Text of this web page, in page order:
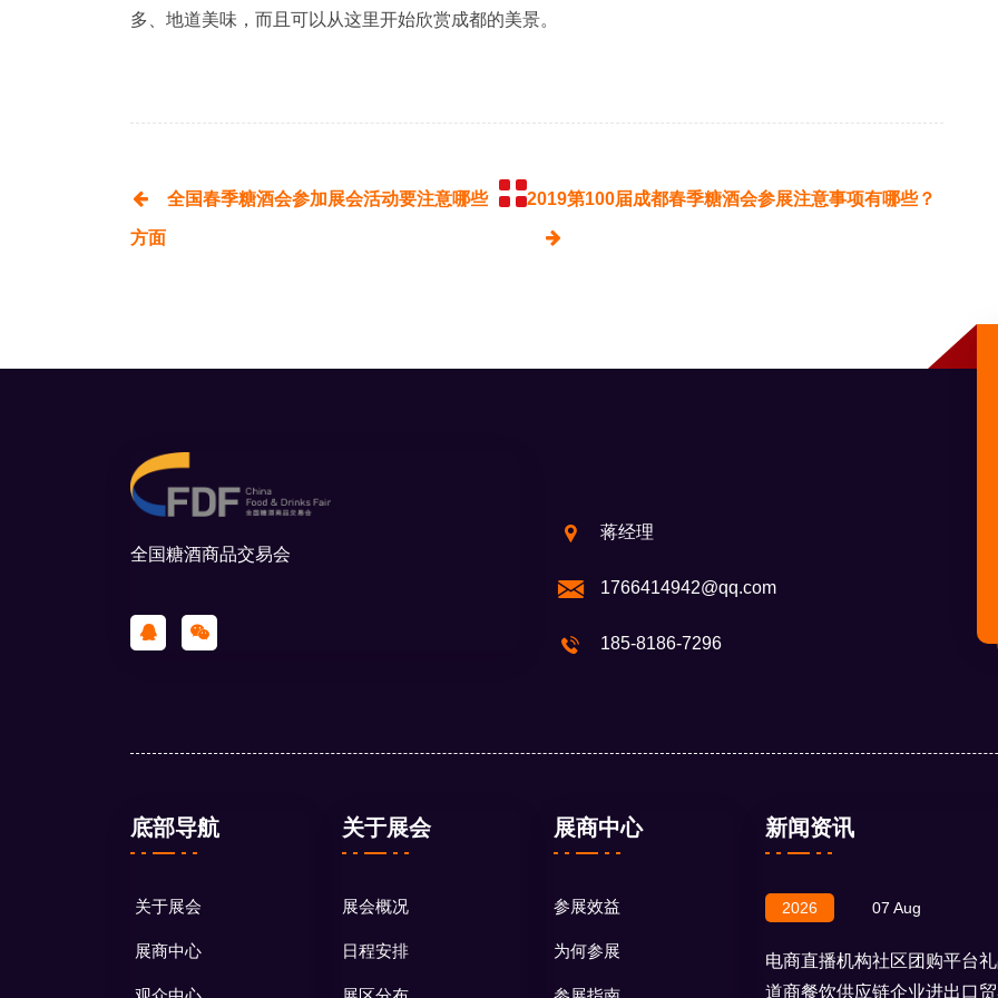
多、地道美味，而且可以从这里开始欣赏成都的美景。
全国春季糖酒会参加展会活动要注意哪些
方面
2019第100届成都春季糖酒会参展注意事项有哪些？
全国糖酒商品交易会
蒋经理
1766414942@qq.com
185-8186-7296
底部导航
关于展会
展商中心
关于展会
展会概况
日程安排
展商中心
参展效益
为何参展
新闻资讯
2026 07 Aug
电商直播机构社区团购平台
道商餐饮供应链企业进出口